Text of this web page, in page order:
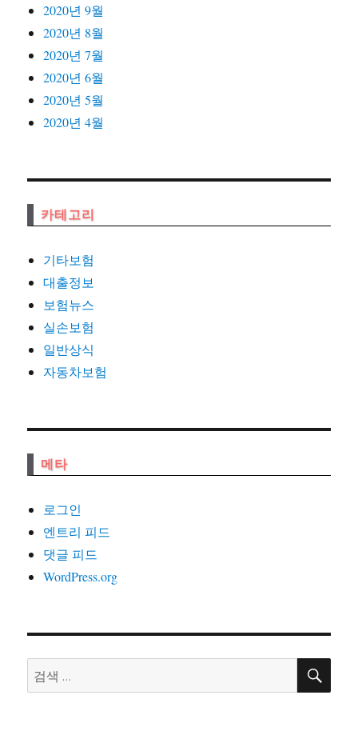
2020년 9월
2020년 8월
2020년 7월
2020년 6월
2020년 5월
2020년 4월
카테고리
기타보험
대출정보
보험뉴스
실손보험
일반상식
자동차보험
메타
로그인
엔트리 피드
댓글 피드
WordPress.org
검
색:
검